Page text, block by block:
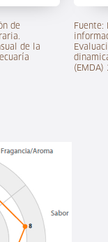
de
de la
Fuente: